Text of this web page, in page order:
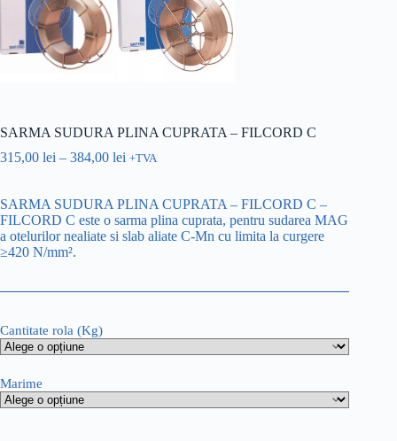
SARMA SUDURA PLINA CUPRATA – FILCORD C
315,00 lei – 384,00 lei +TVA
SARMA SUDURA PLINA CUPRATA – FILCORD C –
FILCORD C este o sarma plina cuprata, pentru sudarea MAG
a otelurilor nealiate si slab aliate C-Mn cu limita la curgere
≥420 N/mm².
Cantitate rola (Kg)
Marime